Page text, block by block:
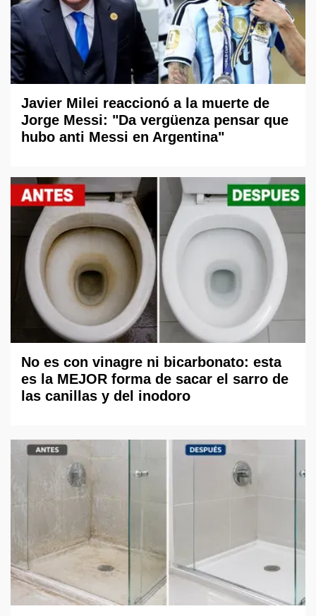
Javier Milei reaccionó a la muerte de
Jorge Messi: "Da vergüenza pensar que
hubo anti Messi en Argentina"
No es con vinagre ni bicarbonato: esta
es la MEJOR forma de sacar el sarro de
las canillas y del inodoro